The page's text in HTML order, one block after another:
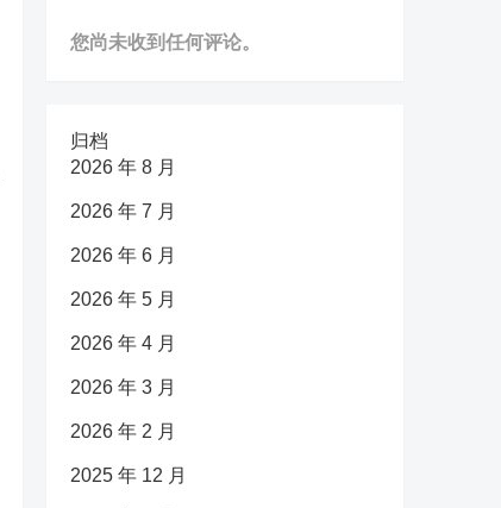
您尚未收到任何评论。
归档
2026 年 8 月
2026 年 7 月
2026 年 6 月
2026 年 5 月
2026 年 4 月
2026 年 3 月
2026 年 2 月
2025 年 12 月